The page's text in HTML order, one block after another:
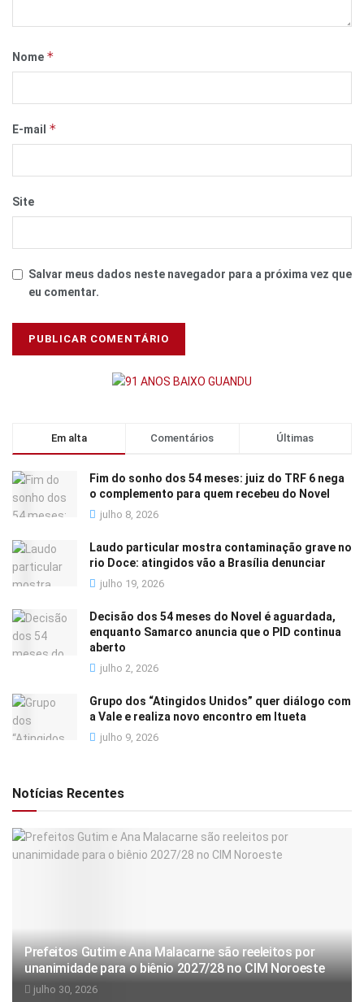
Nome *
E-mail *
Site
Salvar meus dados neste navegador para a próxima vez que
eu comentar.
Em alta Comentários Últimas
Fim do sonho dos 54 meses: juiz do TRF 6 nega
o complemento para quem recebeu do Novel
julho 8, 2026
Laudo particular mostra contaminação grave no
rio Doce: atingidos vão a Brasília denunciar
julho 19, 2026
Decisão dos 54 meses do Novel é aguardada,
enquanto Samarco anuncia que o PID continua
aberto
julho 2, 2026
Grupo dos “Atingidos Unidos” quer diálogo com
a Vale e realiza novo encontro em Itueta
julho 9, 2026
Notícias Recentes
Prefeitos Gutim e Ana Malacarne são reeleitos por
unanimidade para o biênio 2027/28 no CIM Noroeste
julho 30, 2026